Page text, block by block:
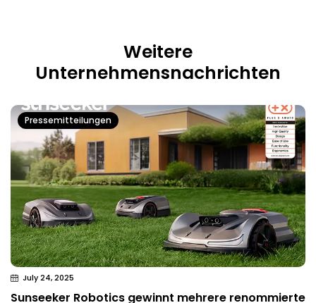
Weitere
Unternehmensnachrichten
Pressemitteilungen
July 24, 2025
Sunseeker Robotics gewinnt mehrere renommierte